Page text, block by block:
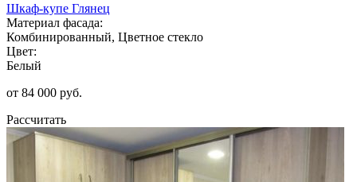
Шкаф-купе Глянец
Материал фасада:
Комбинированный, Цветное стекло
Цвет:
Белый
от 84 000 руб.
Рассчитать